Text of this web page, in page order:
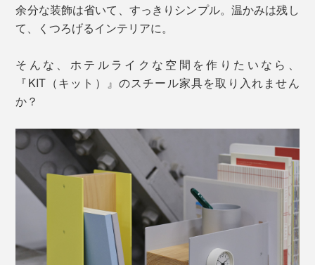
余分な装飾は省いて、すっきりシンプル。温かみは残し
て、くつろげるインテリアに。
そんな、ホテルライクな空間を作りたいなら、
『KIT（キット）』のスチール家具を取り入れません
か？